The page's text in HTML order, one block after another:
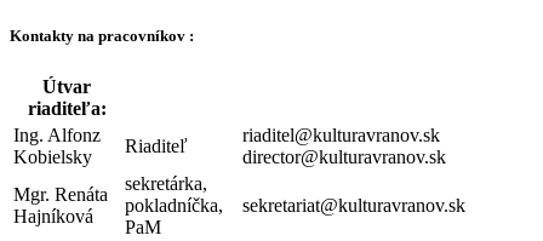
Kontakty na pracovníkov :
Útvar
riaditeľa:
Ing. Alfonz
Kobielsky
Riaditeľ
riaditel@kulturavranov.sk
director@kulturavranov.sk
Mgr. Renáta
Hajníková
sekretárka,
pokladníčka,
PaM
sekretariat@kulturavranov.sk